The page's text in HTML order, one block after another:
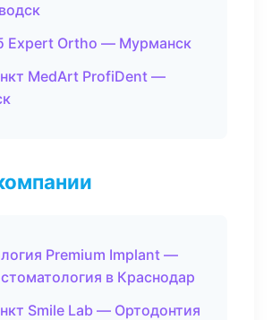
Expert Ortho — Мурманск
MedArt ProfiDent —
Premium Implant —
в Краснодар
Smile Lab — Ортодонтия